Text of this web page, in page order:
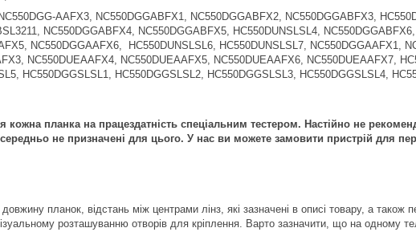
NC550DGG-AAFX3, NC550DGGABFX1, NC550DGGABFX2, NC550DGGABFX3,
NC550DGGABFX4, NC550DGGABFX5, HC550DUNSLSL4,
NC550DGGAAFX6, HC550DUNSLSL6, HC550DUNSLSL7, NC550DGGAAFX1,
NC550DUEAAFX4, NC550DUEAAFX5, NC550DUEAAFX6, NC550DUEAAFX7,
HC550DGGSLSL1, HC550DGGSLSL2, HC550DGGSLSL3, HC550DGGSLSL4,
планка на працездатність спеціальним тестером. Настійно не
не призначені для цього. У нас ви можете замовити пристрій для
планок, відстань між центрами лінз, які зазначені в описі товару, а також
розташуванню отворів для кріплення. Варто зазначити, що на одному